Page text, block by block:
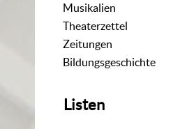
Musikalien
Theaterzettel
Zeitungen
Bildungsgeschichte
Listen